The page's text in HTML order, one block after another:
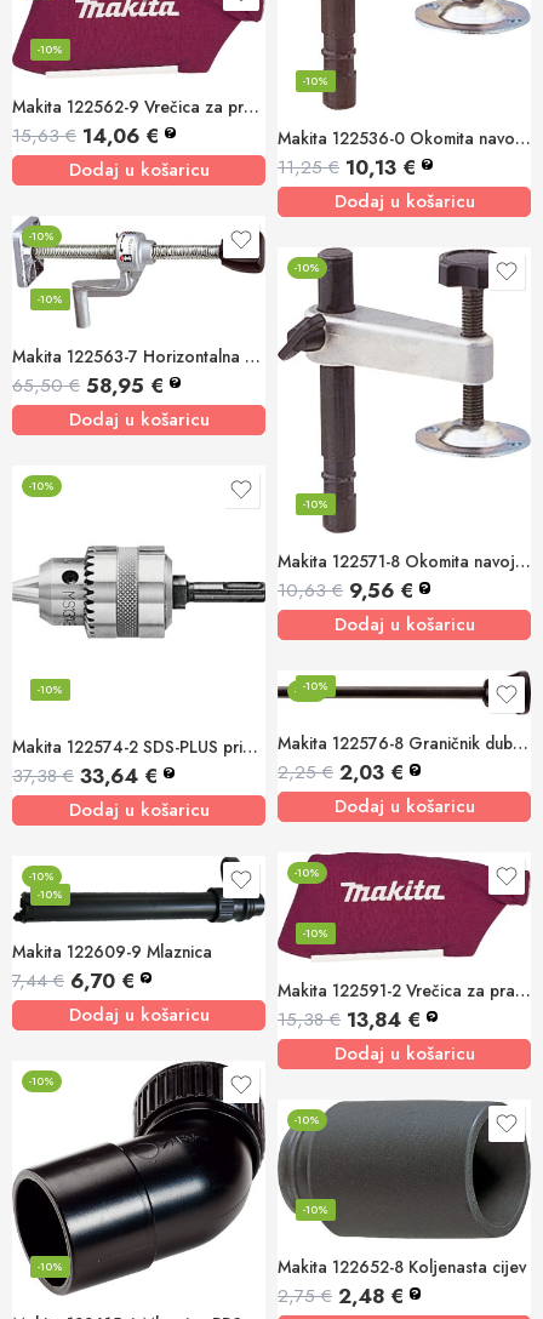
Makita 122536-0 Okomita navojna stega
-10%
11,25€ 10,13 € ?
Dodaj u košaricu
Makita 122562-9 Vrečica za prašinu (tkanina)
-10%
15,63€ 14,06 € ?
Dodaj u košaricu
-10%
Makita 122563-7 Horizontalna stega
-10%
65,50€ 58,95 € ?
Dodaj u košaricu
-10%
Makita 122571-8 Okomita navojna stega
-10%
10,63€ 9,56 € ?
Dodaj u košaricu
-10%
Makita 122574-2 SDS-PLUS priključak sa steznom glavom s ključem
-10%
37,38€ 33,64 € ?
Dodaj u košaricu
-10%
Makita 122576-8 Graničnik dubine
-10%
2,25€ 2,03 € ?
Dodaj u košaricu
-10%
Makita 122591-2 Vrečica za prašinu (tkanina)
-10%
15,38€ 13,84 € ?
Dodaj u košaricu
-10%
Makita 122609-9 Mlaznica
-10%
7,44€ 6,70 € ?
Dodaj u košaricu
-10%
-10%
-10%
Makita 122652-8 Koljenasta cijev
-10%
2,75€ 2,48 € ?